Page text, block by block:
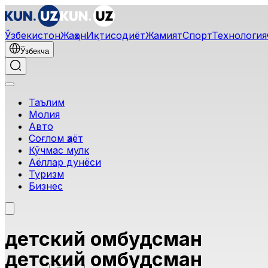
ЎзбекистонЖаҳонИқтисодиётЖамиятСпортТехнология
Ўзбекча
Таълим
Молия
Авто
Соғлом ҳаёт
Кўчмас мулк
Аёллар дунёси
Туризм
Бизнес
детский омбудсман
детский омбудсман